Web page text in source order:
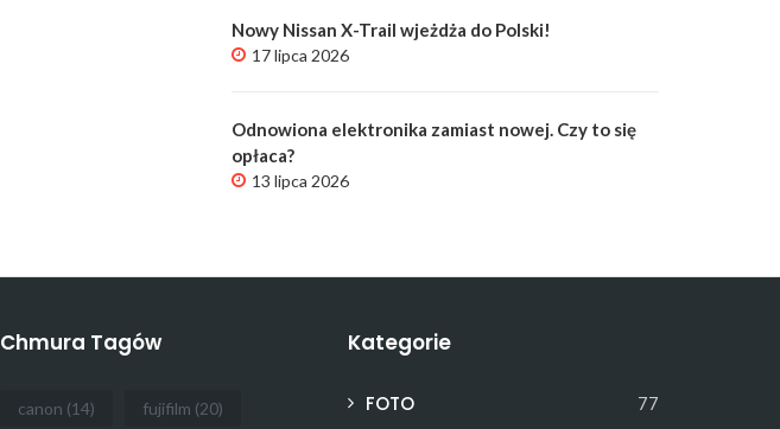
Nowy Nissan X-Trail wjeżdża do Polski!
17 lipca 2026
Odnowiona elektronika zamiast nowej. Czy to się
opłaca?
13 lipca 2026
Chmura Tagów
canon (14) fujifilm (20)
Kategorie
FOTO 77